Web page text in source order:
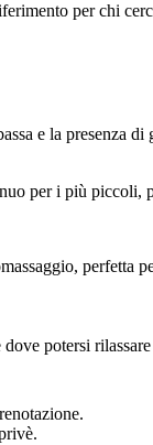
per chi
e la presenza
per i più piccoli,
perfetta
potersi